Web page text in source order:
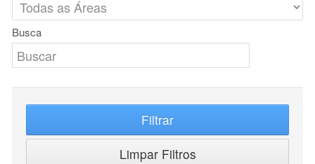
Busca
Filtrar
Limpar Filtros